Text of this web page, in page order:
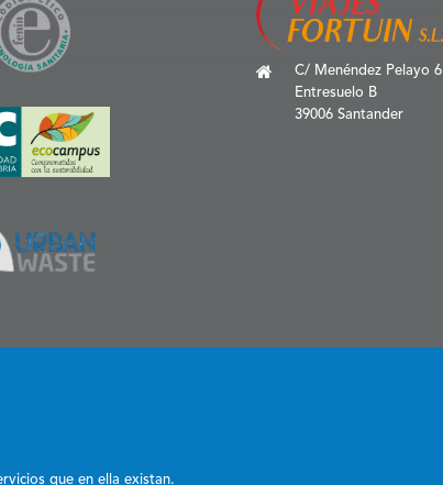
C/ Menéndez Pelayo 6
Entresuelo B
39006 Santander
que en ella existan.